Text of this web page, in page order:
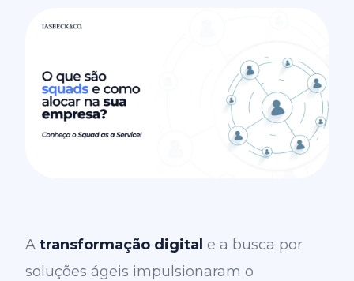
A transformação digital e a busca por
soluções ágeis impulsionaram o